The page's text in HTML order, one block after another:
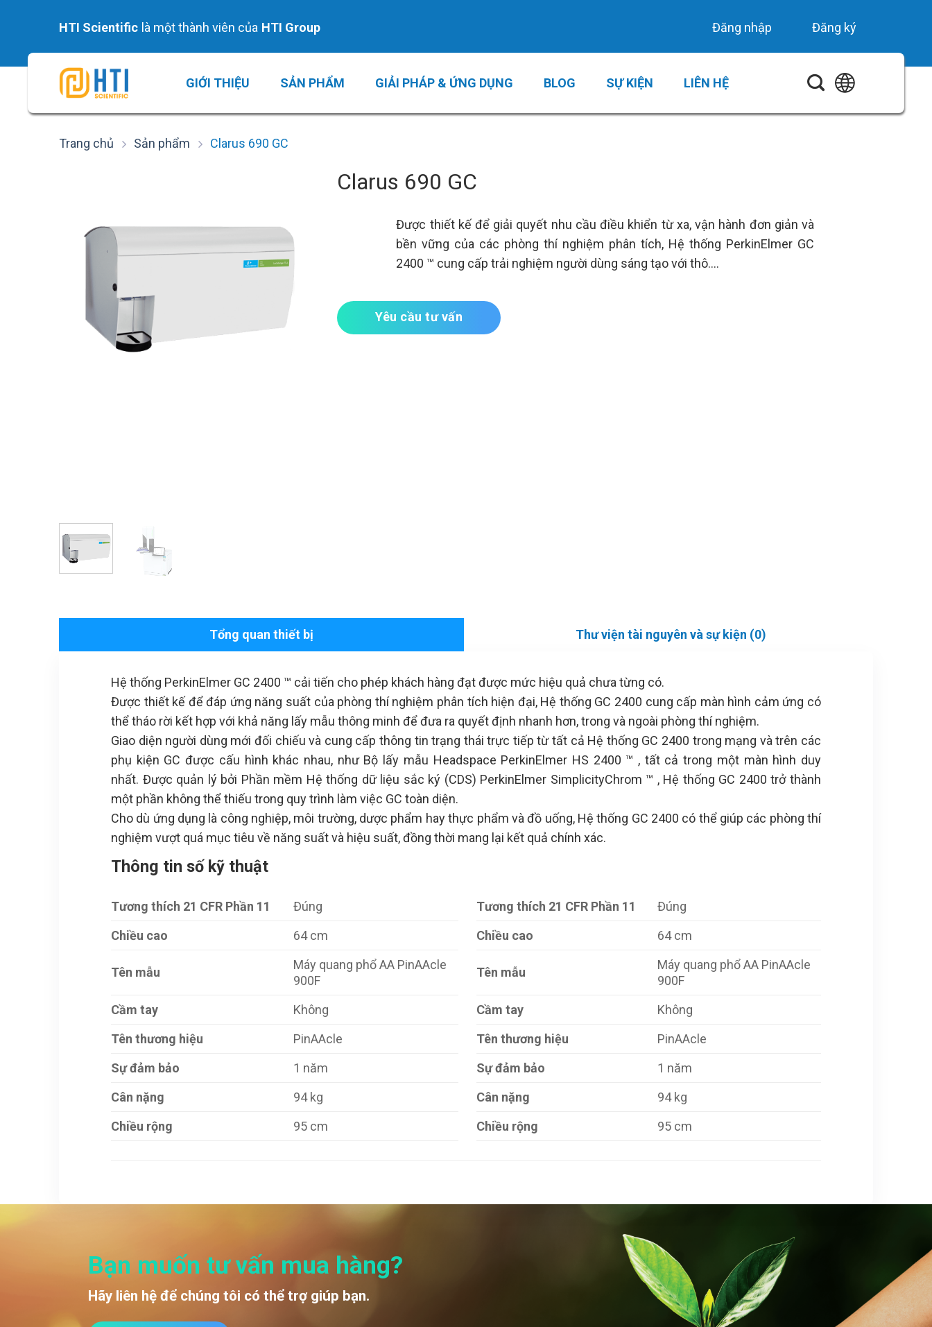
HTI Scientific là một thành viên của HTI Group Đăng nhập Đăng ký
GIỚI THIỆU SẢN PHẨM GIẢI PHÁP & ỨNG DỤNG BLOG SỰ KIỆN LIÊN HỆ
Trang chủ Sản phẩm Clarus 690 GC
Clarus 690 GC
Được thiết kế để giải quyết nhu cầu điều khiển từ xa, vận hành đơn giản và
bền vững của các phòng thínghiệm phân tích, Hệ thống PerkinElmer GC
2400 ™ cung cấp trải nghiệm người dùng sáng tạo với thô….
Yêu cầu tư vấn
Tổng quan thiết bị Thư viện tài nguyên và sự kiện (0)
Hệ thống PerkinElmer GC 2400 ™ cải tiến cho phép khách hàng đạt được mức hiệu quả chưa từng có.
Được thiết kế để đáp ứng năng suất của phòng thí nghiệm phân tích hiện đại, Hệ thống GC 2400 cung cấp màn hình cảm ứng có
thể tháo rời kết hợp với khả năng lấy mẫu thông minh để đưa ra quyết định nhanh hơn, trong và ngoài phòng thí nghiệm.
Giao diện người dùng mới đối chiếu và cung cấp thông tin trạng thái trực tiếp từ tất cả Hệ thống GC 2400 trong mạng và trên các
phụ kiện GC được cấu hình khác nhau, như Bộ lấy mẫu Headspace PerkinElmer HS 2400 ™ , tất cả trong một màn hình duy
nhất. Được quản lý bởi Phần mềm Hệ thống dữ liệu sắc ký (CDS) PerkinElmer SimplicityChrom ™ , Hệ thống GC 2400 trở thành
một phần không thể thiếu trong quy trình làm việc GC toàn diện.
Cho dù ứng dụng là công nghiệp, môi trường, dược phẩm hay thực phẩm và đồ uống, Hệ thống GC 2400 có thể giúp các phòng thí
nghiệm vượt quá mục tiêu về năng suất và hiệu suất, đồng thời mang lại kết quả chính xác.
Thông tin số kỹ thuật
Tương thích 21 CFR Phần 11
Đúng
Chiều cao
64 cm
Tên mẫu
Máy quang phổ AA PinAAcle
900F
Cầm tay
Không
Tên thương hiệu
PinAAcle
Sự đảm bảo
1 năm
Cân nặng
94 kg
Chiều rộng
95 cm
Tương thích 21 CFR Phần 11
Đúng
Chiều cao
64 cm
Tên mẫu
Máy quang phổ AA PinAAcle
900F
Cầm tay
Không
Tên thương hiệu
PinAAcle
Sự đảm bảo
1 năm
Cân nặng
94 kg
Chiều rộng
95 cm
Bạn muốn tư vấn mua hàng?
Hãy liên hệ để chúng tôi có thể trợ giúp bạn.